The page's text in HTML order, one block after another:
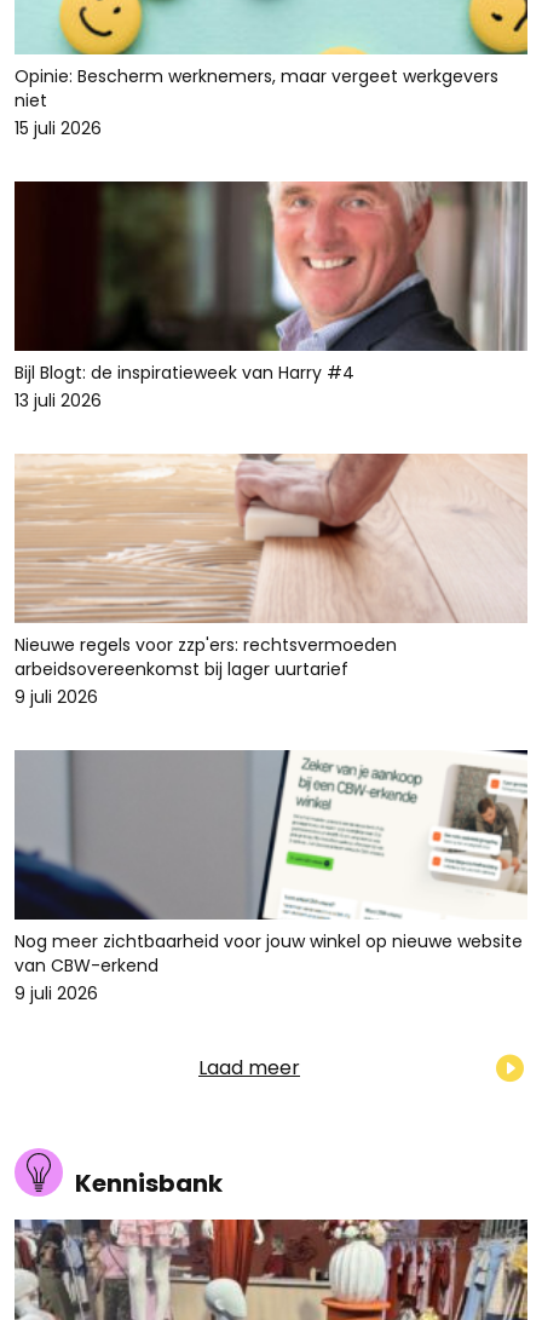
Opinie: Bescherm werknemers, maar vergeet werkgevers
niet
15 juli 2026
Bijl Blogt: de inspiratieweek van Harry #4
13 juli 2026
Nieuwe regels voor zzp'ers: rechtsvermoeden
arbeidsovereenkomst bij lager uurtarief
9 juli 2026
Nog meer zichtbaarheid voor jouw winkel op nieuwe website
van CBW-erkend
9 juli 2026
Laad meer
Kennisbank